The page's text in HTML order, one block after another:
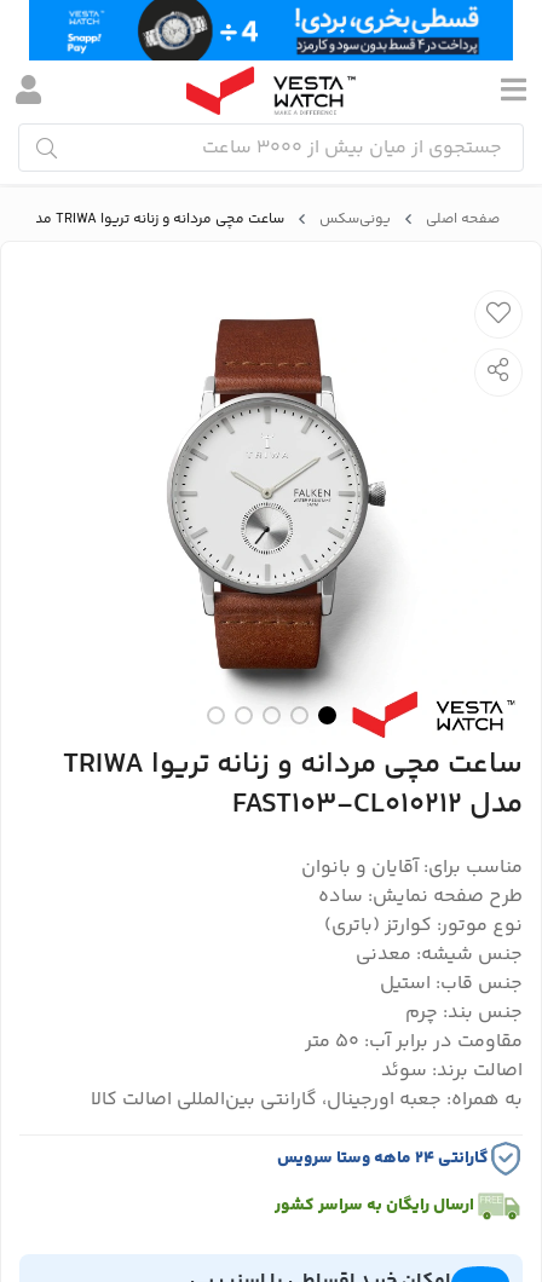
صفحه اصلی یونی‌سکس ساعت مچی مردانه و زنانه تریوا TRIWA مدل FAST103-CL010212
ساعت مچی مردانه و زنانه تریوا TRIWA
مدل FAST103-CL010212
مناسب برای: آقایان و بانوان
طرح صفحه نمایش: ساده
نوع موتور: کوارتز (باتری)
جنس شیشه: معدنی
جنس قاب: استیل
جنس بند: چرم
مقاومت در برابر آب: 50 متر
اصالت برند: سوئد
به همراه: جعبه اورجینال، گارانتی بین‌المللی اصالت کالا
گارانتی ۲۴ ماهه وستا سرویس
ارسال رایگان به سراسر کشور